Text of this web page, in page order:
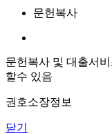
문헌복사
문헌복사 및 대출서
할수 있음
권호소장정보
닫기